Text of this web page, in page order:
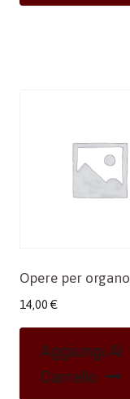
Opere per organo
14,00 €
Aggiungi Al
Carrello